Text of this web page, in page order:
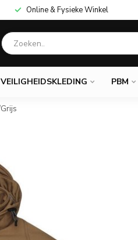
Online & Fysieke Winkel
VEILIGHEIDSKLEDING PBM